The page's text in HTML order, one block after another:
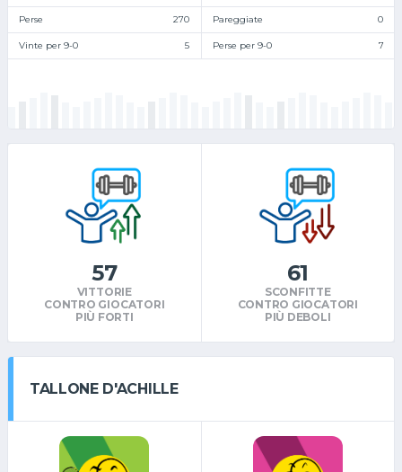
Perse 270 Pareggiate 0
Vinte per 9-0 5 Perse per 9-0 7
57
VITTORIE
CONTRO GIOCATORI
PIÙ FORTI
61
SCONFITTE
CONTRO GIOCATORI
PIÙ DEBOLI
TALLONE D'ACHILLE